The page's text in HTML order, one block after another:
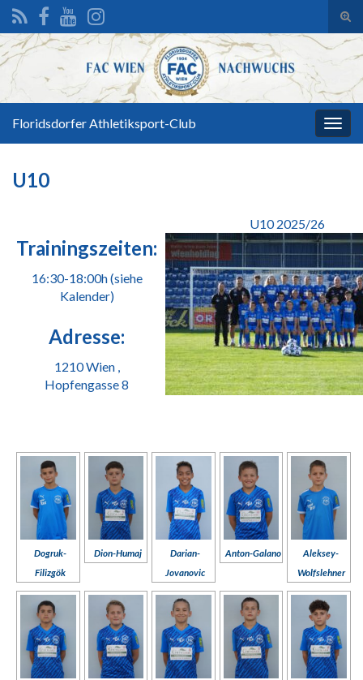
Search for:
Floridsdorfer Athletiksport-Club
U10
Trainingszeiten:
16:30-18:00h (siehe
Kalender)
Adresse:
1210 Wien ,
Hopfengasse 8
U10 2025/26
Dogruk-
Filizgök
Dion-Humaj
Darian-
Jovanovic
Anton-Galano
Aleksey-
Wolfslehner